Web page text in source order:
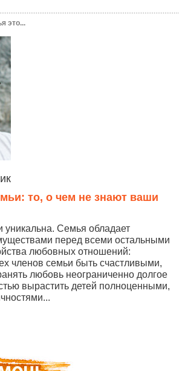
это...
то, о чем не знают ваши
уникальна. Семья обладает
перед всеми остальными
любовных отношений:
членов семьи быть счастливыми,
любовь неограниченно долгое
вырастить детей полноценными,